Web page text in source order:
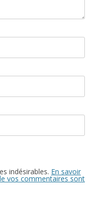
indésirables. En savoir
vos commentaires sont